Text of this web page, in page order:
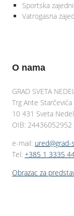
Sportska
Vatrogasna
O nama
GRAD SVETA
Trg Ante Starčevića
10 431 Sveta
OIB: 24436052952
e-mail:
Tel: +385 1 3335
Obrazac za